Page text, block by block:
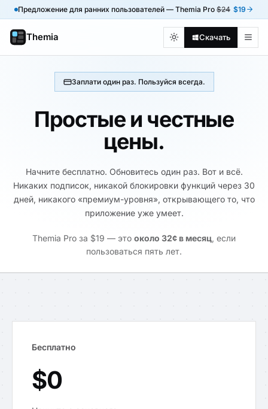
Предложение для ранних пользователей — Themia Pro $24 $19
Themia Скачать
Заплати один раз. Пользуйся всегда.
Простые и честные
цены.
Начните бесплатно. Обновитесь один раз. Вот и всё.
Никаких подписок, никакой блокировки функций через 30
дней, никакого «премиум-уровня», открывающего то, что
приложение уже умеет.
Themia Pro за $19 — это около 32¢ в месяц, если
пользоваться пять лет.
Бесплатно
$0